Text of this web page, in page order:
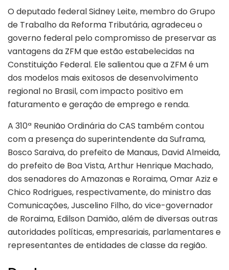
O deputado federal Sidney Leite, membro do Grupo
de Trabalho da Reforma Tributária, agradeceu o
governo federal pelo compromisso de preservar as
vantagens da ZFM que estão estabelecidas na
Constituição Federal. Ele salientou que a ZFM é um
dos modelos mais exitosos de desenvolvimento
regional no Brasil, com impacto positivo em
faturamento e geração de emprego e renda.
A 310ª Reunião Ordinária do CAS também contou
com a presença do superintendente da Suframa,
Bosco Saraiva, do prefeito de Manaus, David Almeida,
do prefeito de Boa Vista, Arthur Henrique Machado,
dos senadores do Amazonas e Roraima, Omar Aziz e
Chico Rodrigues, respectivamente, do ministro das
Comunicações, Juscelino Filho, do vice-governador
de Roraima, Edilson Damião, além de diversas outras
autoridades políticas, empresariais, parlamentares e
representantes de entidades de classe da região.